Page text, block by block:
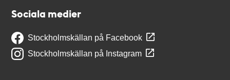
Sociala medier
Stockholmskällan på Facebook
Stockholmskällan på Instagram